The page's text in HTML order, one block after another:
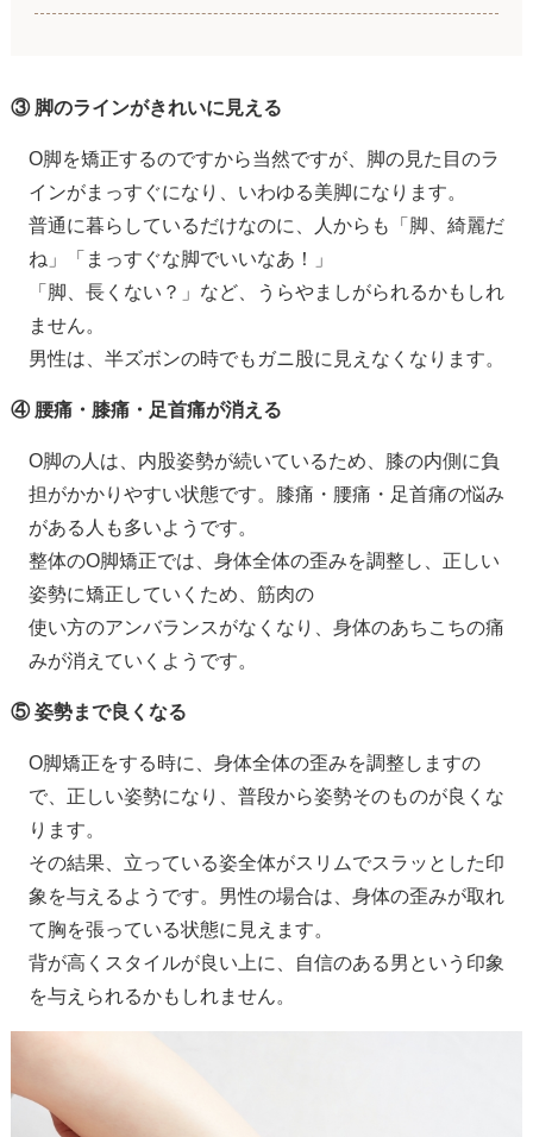
③ 脚のラインがきれいに見える
O脚を矯正するのですから当然ですが、脚の見た目のラ
インがまっすぐになり、いわゆる美脚になります。
普通に暮らしているだけなのに、人からも「脚、綺麗だ
ね」「まっすぐな脚でいいなあ！」
「脚、長くない？」など、うらやましがられるかもしれ
ません。
男性は、半ズボンの時でもガニ股に見えなくなります。
④ 腰痛・膝痛・足首痛が消える
O脚の人は、内股姿勢が続いているため、膝の内側に負
担がかかりやすい状態です。膝痛・腰痛・足首痛の悩み
がある人も多いようです。
整体のO脚矯正では、身体全体の歪みを調整し、正しい
姿勢に矯正していくため、筋肉の
使い方のアンバランスがなくなり、身体のあちこちの痛
みが消えていくようです。
⑤ 姿勢まで良くなる
O脚矯正をする時に、身体全体の歪みを調整しますの
で、正しい姿勢になり、普段から姿勢そのものが良くな
ります。
その結果、立っている姿全体がスリムでスラッとした印
象を与えるようです。男性の場合は、身体の歪みが取れ
て胸を張っている状態に見えます。
背が高くスタイルが良い上に、自信のある男という印象
を与えられるかもしれません。